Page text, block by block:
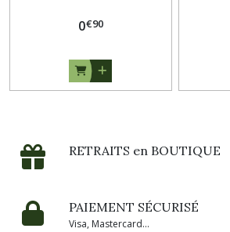
0€90
RETRAITS en BOUTIQUE
PAIEMENT SÉCURISÉ
Visa, Mastercard...